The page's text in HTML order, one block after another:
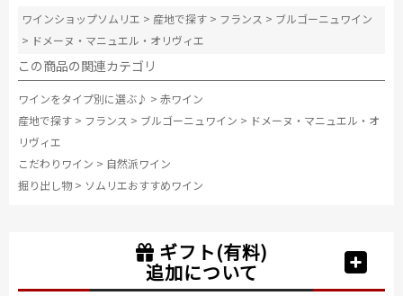
ワインショップソムリエ > 産地で探す > フランス > ブルゴーニュワイン
> ドメーヌ・マニュエル・オリヴィエ
この商品の関連カテゴリ
ワインをタイプ別に選ぶ♪ > 赤ワイン
産地で探す > フランス > ブルゴーニュワイン > ドメーヌ・マニュエル・オ
リヴィエ
こだわりワイン > 自然派ワイン
掘り出し物 > ソムリエおすすめワイン
ギフト(有料)
追加について